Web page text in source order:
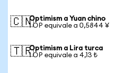
🇨🇳Optimism a Yuan chino
1 OP equivale a 0,5844 ¥
🇹🇷Optimism a Lira turca
1 OP equivale a 4,13 ₺